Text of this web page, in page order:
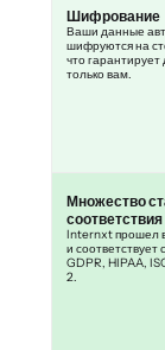
Шифрование
Ваши данные
шифруются на
что гарантирует
только вам.
Множество
соответствия
Internxt прошел
и соответствует
GDPR, HIPAA,
2.